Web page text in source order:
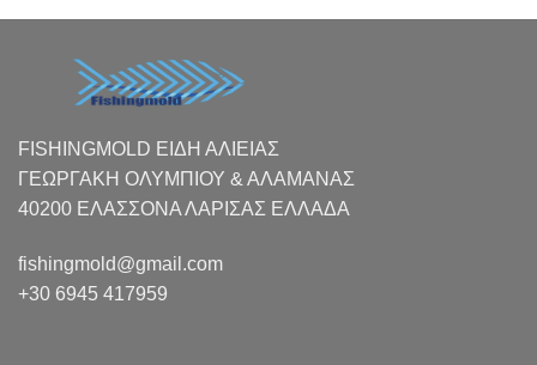
FISHINGMOLD ΕΙΔΗ ΑΛΙΕΙΑΣ
ΓΕΩΡΓΑΚΗ ΟΛΥΜΠΙΟΥ & ΑΛΑΜΑΝΑΣ
40200 ΕΛΑΣΣΟΝΑ ΛΑΡΙΣΑΣ EΛΛΑΔΑ
fishingmold@gmail.com
+30 6945 417959